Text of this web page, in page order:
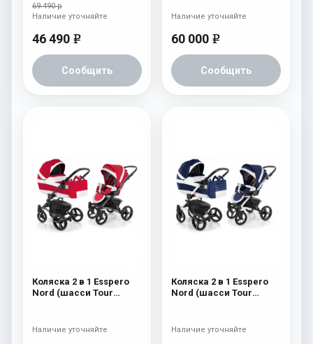
69 490 р
46 490 e
Сообщить
Наличие уточняйте
60 000 e
Сообщить
Наличие уточняйте
Коляска 2 в 1 Esspero
Nord (шасси Tour
Наличие уточняйте
Коляска 2 в 1 Esspero
Nord (шасси Tour
Наличие уточняйте